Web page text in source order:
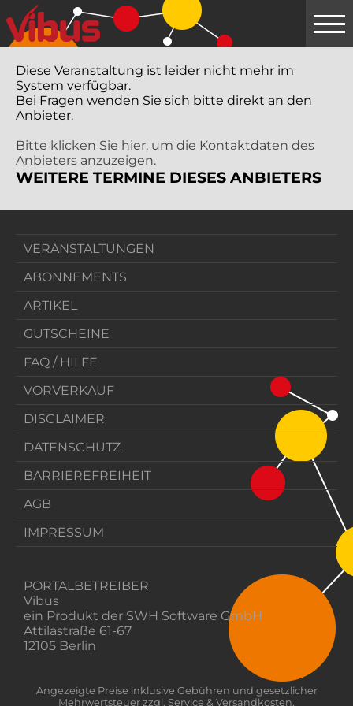
Springe
zum
Hauptinhalt
Diese Veranstaltung ist leider nicht mehr im
System verfügbar.
Bei Fragen wenden Sie sich bitte direkt an den
Anbieter.
Bitte klicken Sie hier, um die Kontaktdaten des
Anbieters anzuzeigen.
WEITERE TERMINE DIESES ANBIETERS
VERANSTALTUNGEN
ABONNEMENTS
ARTIKEL
GUTSCHEINE
FAQ / HILFE
VORVERKAUF
DISCLAIMER
DATENSCHUTZ
BARRIEREFREIHEIT
AGB
IMPRESSUM
PORTALBETREIBER
Vibus
ein Produkt der SWH Software GmbH
Attilastraße 61-67
12105 Berlin
Angezeigte Preise inklusive Gebühren und gesetzlicher
Mehrwertsteuer zzgl. Service & Versandkosten.